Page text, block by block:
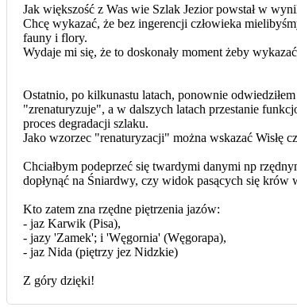
Jak większość z Was wie Szlak Jezior powstał w
Chcę wykazać, że bez ingerencji człowieka
fauny i flory.
Wydaje mi się, że to doskonały moment żeby
Ostatnio, po kilkunastu latach, ponownie
"zrenaturyzuje", a w dalszych latach przestanie
proces degradacji szlaku.
Jako wzorzec "renaturyzacji" można wskazać Wisłę
Chciałbym podeprzeć się twardymi danymi np
dopłynąć na Śniardwy, czy widok pasących się
Kto zatem zna rzędne piętrzenia jazów:
- jaz Karwik (Pisa),
- jazy 'Zamek'; i 'Węgornia' (Węgorapa),
- jaz Nida (piętrzy jez Nidzkie)
Z góry dzięki!